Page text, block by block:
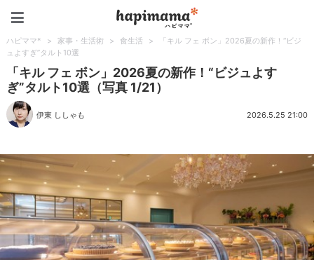
ハピママ* > 家事・生活術 > 食生活 >
「キル フェ ボン」2026夏の新作！“ビジ
ュよすぎ”タルト10選
「キル フェ ボン」2026夏の新作！“ビジュよす
ぎ”タルト10選（写真 1/21）
伊東 ししゃも 2026.5.25 21:00